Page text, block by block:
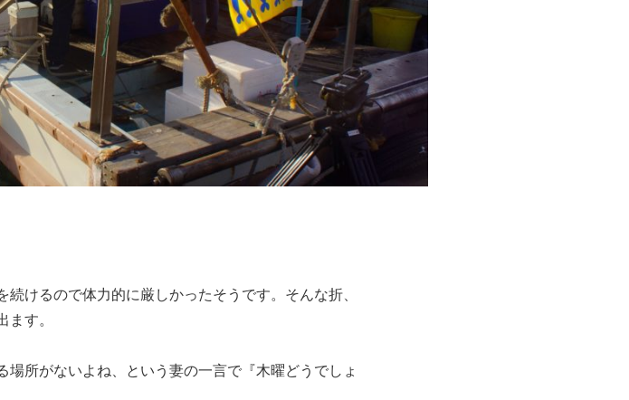
けるので体力的に厳しかったそうです。そんな折、
す。
場所がないよね、という妻の一言で『木曜どうでしょ